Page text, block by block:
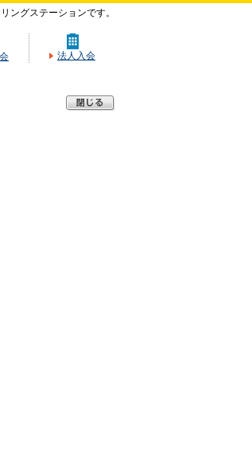
ングステーションです。
法人入会